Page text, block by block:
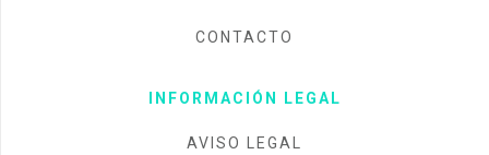
CONTACTO
INFORMACIÓN LEGAL
AVISO LEGAL